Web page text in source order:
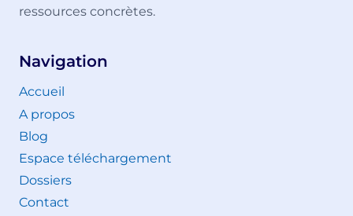
ressources concrètes.
Navigation
Accueil
A propos
Blog
Espace téléchargement
Dossiers
Contact